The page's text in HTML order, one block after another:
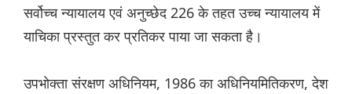
सर्वोच्च न्यायालय एवं अनुच्छेद 226 के तहत उच्च न्यायालय में
याचिका प्रस्तुत कर प्रतिकर पाया जा सकता है।
उपभोक्ता संरक्षण अधिनियम, 1986 का अधिनियमितिकरण, देश